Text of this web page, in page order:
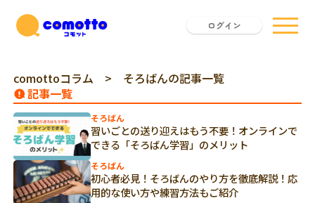
ログイン
comottoコラム > そろばんの記事一覧
記事一覧
そろばん
習いごとの送り迎えはもう不要！オンラインで
できる「そろばん学習」のメリット
そろばん
初心者必見！そろばんのやり方を徹底解説！応
用的な使い方や練習方法もご紹介